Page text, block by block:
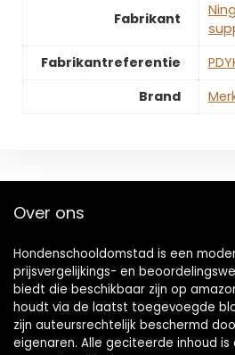
Fabrikant
Fabrikantreferentie
Brand
Over ons
Hondenschooldomstad is een
prijsvergelijkings- en
biedt die beschikbaar zijn op
houdt via de laatst toegevoegde
zijn auteursrechtelijk beschermd
eigenaren. Alle geciteerde inhoud is